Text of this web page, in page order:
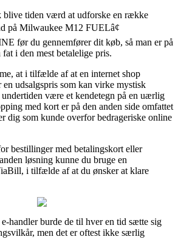
tiden værd at udforske en række
på Milwaukee M12 FUELâ¢
før du gennemfører dit køb, så man er på
i den mest betalelige pris.
at i tilfælde af at en internet shop
udsalgspris som kan virke mystisk
være et kendetegn på en uærlig
med kort er på den anden side omfattet
dig som kunde overfor bedrageriske online
bestillinger med betalingskort eller
løsning kunne du bruge en
i tilfælde af at du ønsker at klare
handler burde de til hver en tid sætte sig
men det er oftest ikke særlig